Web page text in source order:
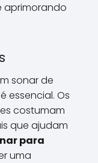
aprimorando
sonar de
essencial. Os
costumam
que ajudam
para
uma